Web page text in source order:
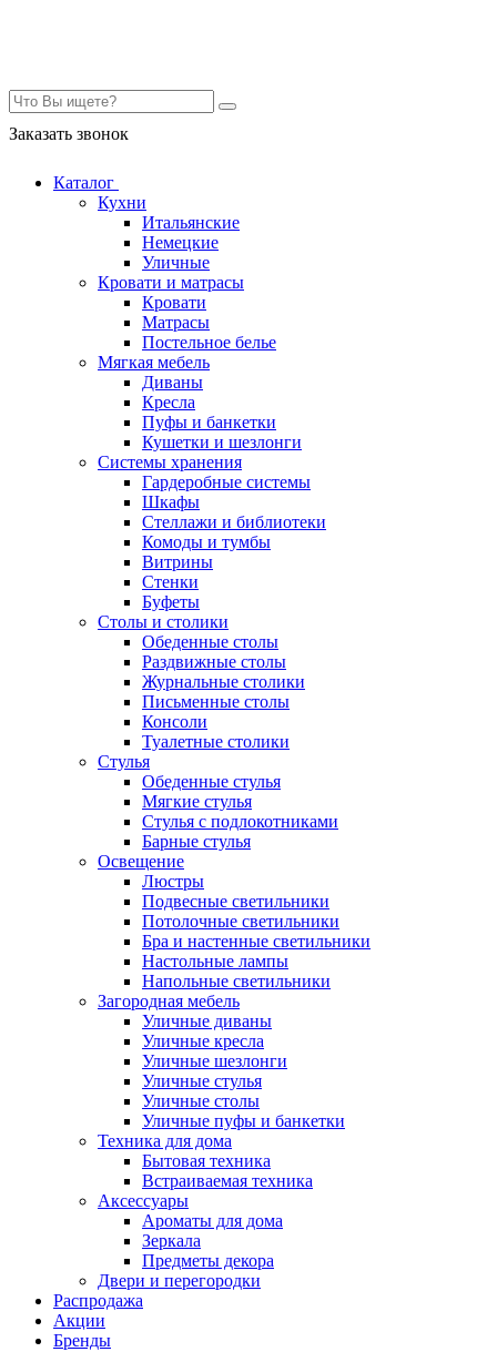
Заказать звонок
Каталог
Кухни
Итальянские
Немецкие
Уличные
Кровати и матрасы
Кровати
Матрасы
Постельное белье
Мягкая мебель
Диваны
Кресла
Пуфы и банкетки
Кушетки и шезлонги
Системы хранения
Гардеробные системы
Шкафы
Стеллажи и библиотеки
Комоды и тумбы
Витрины
Стенки
Буфеты
Столы и столики
Обеденные столы
Раздвижные столы
Журнальные столики
Письменные столы
Консоли
Туалетные столики
Стулья
Обеденные стулья
Мягкие стулья
Стулья с подлокотниками
Барные стулья
Освещение
Люстры
Подвесные светильники
Потолочные светильники
Бра и настенные светильники
Настольные лампы
Напольные светильники
Загородная мебель
Уличные диваны
Уличные кресла
Уличные шезлонги
Уличные стулья
Уличные столы
Уличные пуфы и банкетки
Техника для дома
Бытовая техника
Встраиваемая техника
Аксессуары
Ароматы для дома
Зеркала
Предметы декора
Двери и перегородки
Распродажа
Акции
Бренды